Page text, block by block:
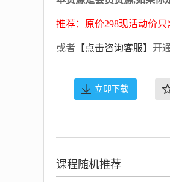
推荐：原价298现活动价只
或者 【点击咨询客服】 开通
立即下载
课程随机推荐